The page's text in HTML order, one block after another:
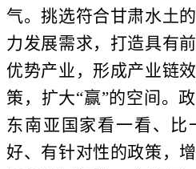
气。挑选符合甘肃水土
力发展需求，打造具有
优势产业，形成产业链
策，扩大“赢”的空间。
东南亚国家看一看、比
好、有针对性的政策，